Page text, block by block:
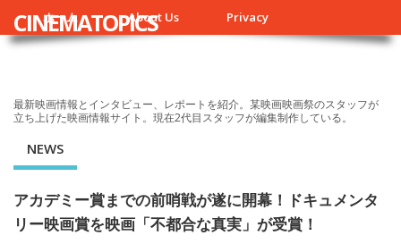
ホーム About Us Privacy
CINEMATOPICS
最新映画情報とインタビュー、レポートを紹介。某映画映画祭のスタッフが
立ち上げた映画情報サイト。現在2代目スタッフが編集制作している。
NEWS
アカデミー賞までの前哨戦が遂に開幕！ドキュメンタ
リー映画賞を映画「不都合な真実」が受賞！